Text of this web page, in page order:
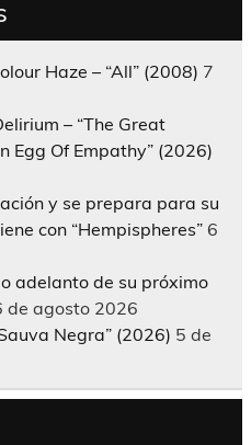
Haze – “All” (2008) 7
– “The Great
Egg Of Empathy” (2026)
y se prepara para su
con “Hempispheres” 6
adelanto de su próximo
de agosto 2026
Negra” (2026) 5 de